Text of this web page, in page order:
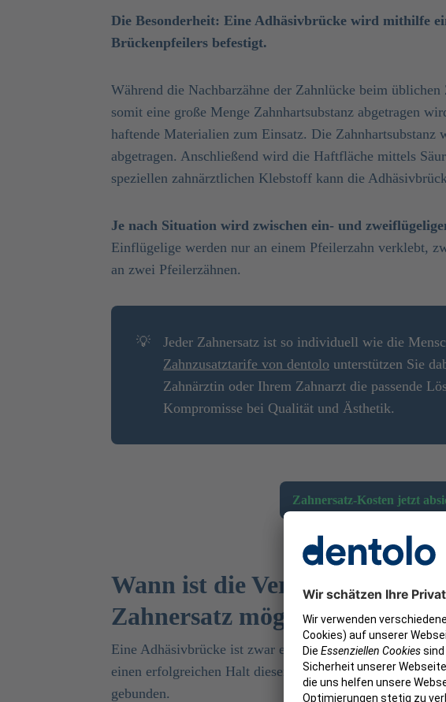
Die Besonderheit: Eine Adhäsivbrücke wird mithilfe
Brückenpfeilers befestigt.
Während die Nachbarzähne der Zahnlücke beim
somit eine große Menge Zahnhartsubstanz abgetragen
haftende Materialien zum Einsatz. Die
abgetragen. Anschließend wird die Haftfläche mittels
speziellen zahnärztlichen Klebstoff kann die
Je nach Situation wird zwischen ein- und
Einflügelige werden nur an einem Pfeilerzahn verklebt,
an zwei Pfeilerzähnen.
💡
Jeder Zahnersatz ist so individuell wie die
Zahnzusatztarife von dentolo unterstützen Sie
Zahnärztin oder Ihrem Zahnarzt die passende
Kompromisse bei Qualität und Ästhetik.
Zahnersatz-Kosten jetzt
Wann ist die Verwendung
Zahnersatz möglich?
Eine Adhäsivbrücke ist zwar eine zahnschonende
einen erfolgreichen Halt dieser Klebebrücke sind jedoch
gebunden.